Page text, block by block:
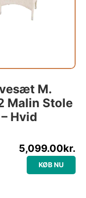
M.
Malin Stole
Hvid
5,099.00kr.
KØB NU